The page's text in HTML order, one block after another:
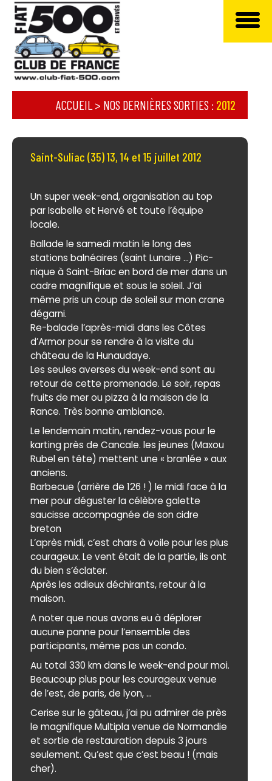
ACCUEIL > NOS DERNIÈRES SORTIES : 2012
Saint-Suliac (35) 13, 14 et 15 juillet 2012
Un super week-end, organisation au top
par Isabelle et Hervé et toute l’équipe
locale.
Ballade le samedi matin le long des
stations balnéaires (saint Lunaire ...) Pic-
nique à Saint-Briac en bord de mer dans un
cadre magnifique et sous le soleil. J’ai
même pris un coup de soleil sur mon crane
dégarni.
Re-balade l’après-midi dans les Côtes
d’Armor pour se rendre à la visite du
château de la Hunaudaye.
Les seules averses du week-end sont au
retour de cette promenade. Le soir, repas
fruits de mer ou pizza à la maison de la
Rance. Très bonne ambiance.
Le lendemain matin, rendez-vous pour le
karting près de Cancale. les jeunes (Maxou
Rubel en tête) mettent une « branlée » aux
anciens.
Barbecue (arrière de 126 ! ) le midi face à la
mer pour déguster la célèbre galette
saucisse accompagnée de son cidre
breton
L’après midi, c’est chars à voile pour les plus
courageux. Le vent était de la partie, ils ont
du bien s’éclater.
Après les adieux déchirants, retour à la
maison.
A noter que nous avons eu à déplorer
aucune panne pour l’ensemble des
participants, même pas un condo.
Au total 330 km dans le week-end pour moi.
Beaucoup plus pour les courageux venue
de l’est, de paris, de lyon, ...
Cerise sur le gâteau, j’ai pu admirer de près
le magnifique Multipla venue de Normandie
et sortie de restauration depuis 3 jours
seulement. Qu’est que c’est beau ! (mais
cher).